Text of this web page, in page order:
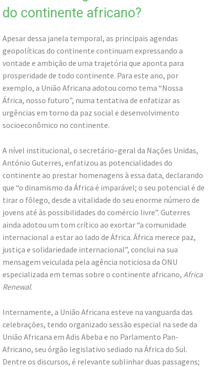
do continente africano?
Apesar dessa janela temporal, as principais agendas
geopolíticas do continente continuam expressando a
vontade e ambição de uma trajetória que aponta para
prosperidade de todo continente. Para este ano, por
exemplo, a União Africana adotou como tema “Nossa
África, nosso futuro”, numa tentativa de enfatizar as
urgências em torno da paz social e desenvolvimento
socioeconômico no continente.
A nível institucional, o secretário–geral da Nações Unidas,
António Guterres, enfatizou as potencialidades do
continente ao prestar homenagens à essa data, declarando
que “o dinamismo da África é imparável; o seu potencial é de
tirar o fôlego, desde a vitalidade do seu enorme número de
jovens até às possibilidades do comércio livre”. Guterres
ainda adotou um tom crítico ao exortar “a comunidade
internacional a estar ao lado de África. África merece paz,
justiça e solidariedade internacional”, conclui na sua
mensagem veiculada pela agência noticiosa da ONU
especializada em temas sobre o continente africano, Africa
Renewal.
Internamente, a União Africana esteve na vanguarda das
celebrações, tendo organizado sessão especial na sede da
União Africana em Adis Abeba e no Parlamento Pan-
Africano, seu órgão legislativo sediado na África do Sul.
Dentre os discursos, é relevante sublinhar duas passagens;